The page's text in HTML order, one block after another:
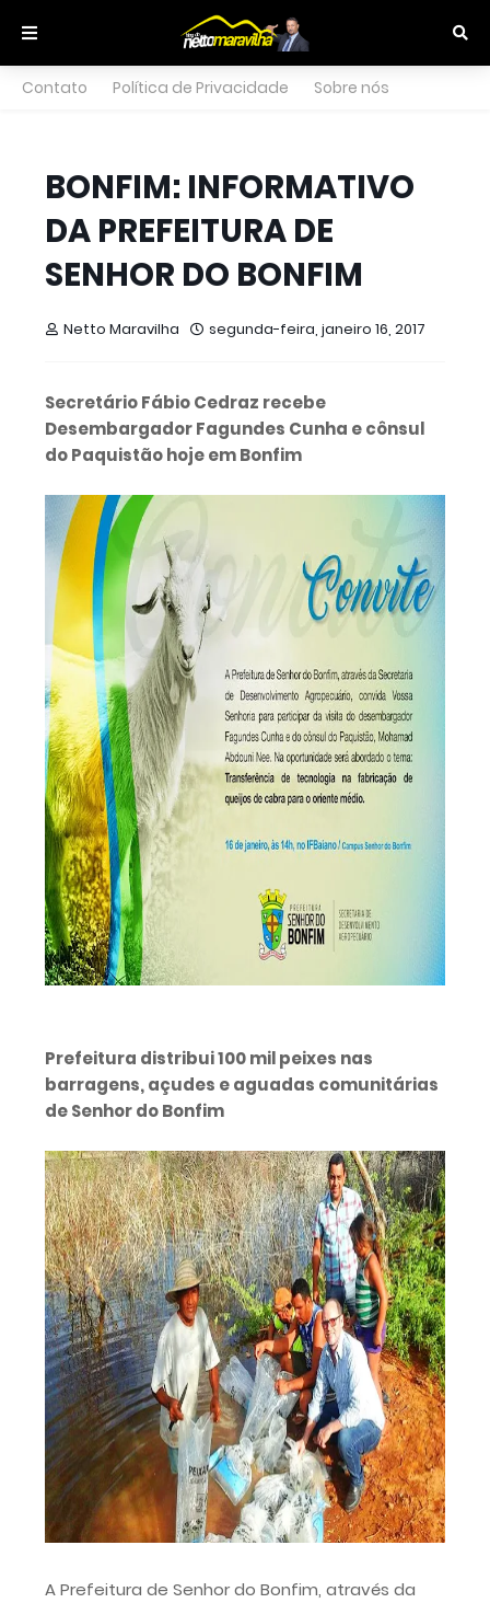
Contato Política de Privacidade Sobre nós
BONFIM: INFORMATIVO
DA PREFEITURA DE
SENHOR DO BONFIM
Netto Maravilha segunda-feira, janeiro 16, 2017
Secretário Fábio Cedraz recebe
Desembargador Fagundes Cunha e cônsul
do Paquistão hoje em Bonfim
Prefeitura distribui 100 mil peixes nas
barragens, açudes e aguadas comunitárias
de Senhor do Bonfim
A Prefeitura de Senhor do Bonfim, através da